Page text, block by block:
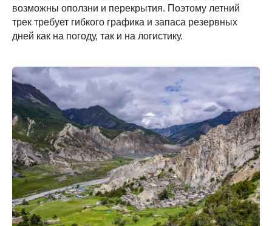
возможны оползни и перекрытия. Поэтому летний
трек требует гибкого графика и запаса резервных
дней как на погоду, так и на логистику.